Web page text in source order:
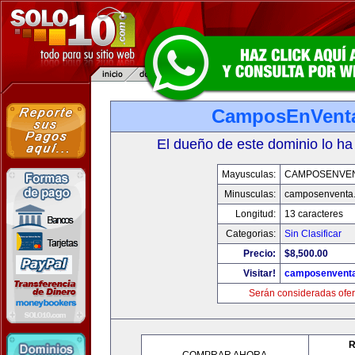
El dueño de este dominio lo
Mayusculas:
Minusculas:
Longitud:
13 caracteres
Categorias:
Sin Clasificar
Precio:
$8,500.00
Visitar!
Serán consideradas